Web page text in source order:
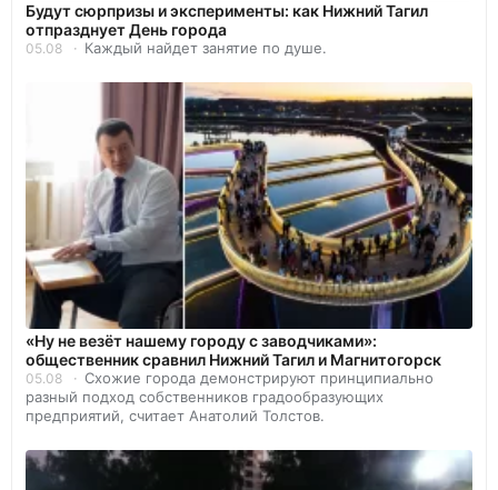
Будут сюрпризы и эксперименты: как Нижний Тагил
отпразднует День города
05.08 Каждый найдет занятие по душе.
«Ну не везёт нашему городу с заводчиками»:
общественник сравнил Нижний Тагил и Магнитогорск
05.08
Схожие города демонстрируют принципиально
разный подход собственников градообразующих
предприятий, считает Анатолий Толстов.